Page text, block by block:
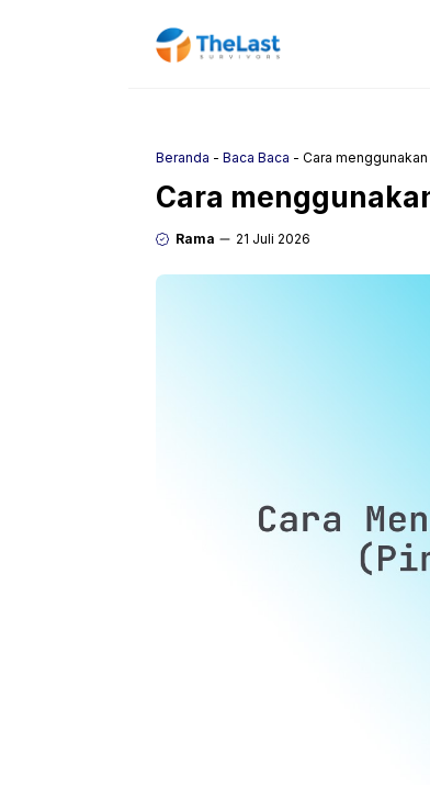
Beranda - Baca Baca - Cara
Cara
Rama 21 Juli 2026